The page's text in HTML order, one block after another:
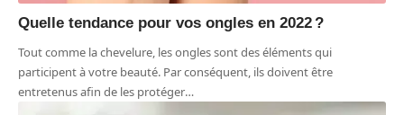
Quelle tendance pour vos ongles en 2022 ?
Tout comme la chevelure, les ongles sont des éléments qui
participent à votre beauté. Par conséquent, ils doivent être
entretenus afin de les protéger…